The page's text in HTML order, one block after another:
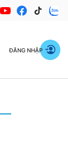
ĐĂNG NHẬP